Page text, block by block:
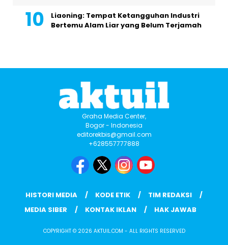
Liaoning: Tempat Ketangguhan Industri
Bertemu Alam Liar yang Belum Terjamah
Graha Media Center,
Bogor - Indonesia
editorekbis@gmail.com
+628557777888
HISTORI MEDIA KODE ETIK
TIM REDAKSI
MEDIA SIBER
KONTAK IKLAN HAK JAWAB
COPYRIGHT © 2026 AKTUIL.COM - ALL RIGHTS RESERVED